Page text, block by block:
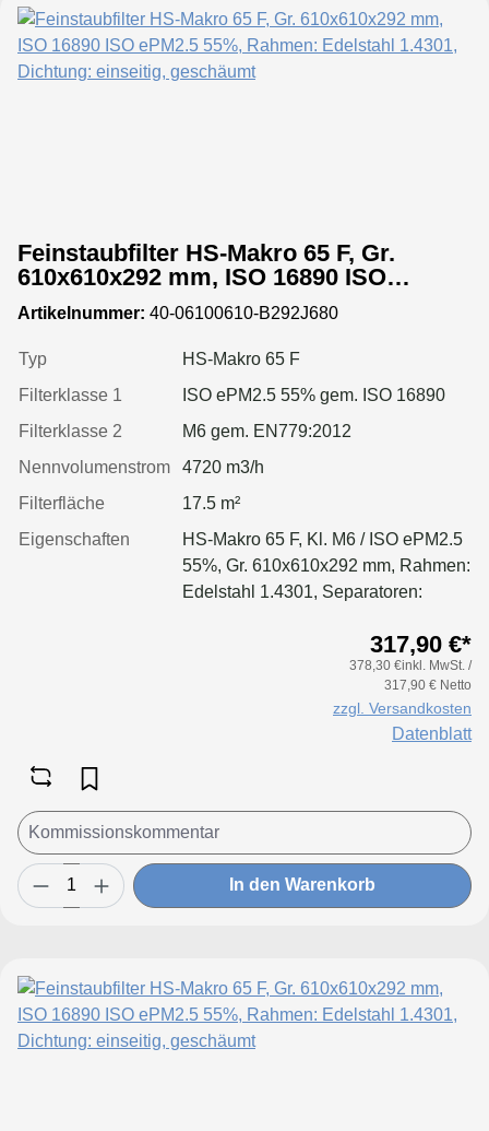
Feinstaubfilter HS-Makro 65 F, Gr.
610x610x292 mm, ISO 16890 ISO
ePM2.5 55%, Rahmen: Edelstahl 1.4301,
Dichtung: einseitig, geschäumt
Artikelnummer: 40-06100610-B292J680
Typ
HS-Makro 65 F
Filterklasse 1
ISO ePM2.5 55% gem. ISO 16890
Filterklasse 2
M6 gem. EN779:2012
Nennvolumenstrom
4720 m3/h
Filterfläche
17.5 m²
Eigenschaften
HS-Makro 65 F, Kl. M6 / ISO ePM2.5
55%, Gr. 610x610x292 mm, Rahmen:
Edelstahl 1.4301, Separatoren:
317,90 €*
378,30 €inkl. MwSt. /
317,90 € Netto
zzgl. Versandkosten
Datenblatt
In den Warenkorb